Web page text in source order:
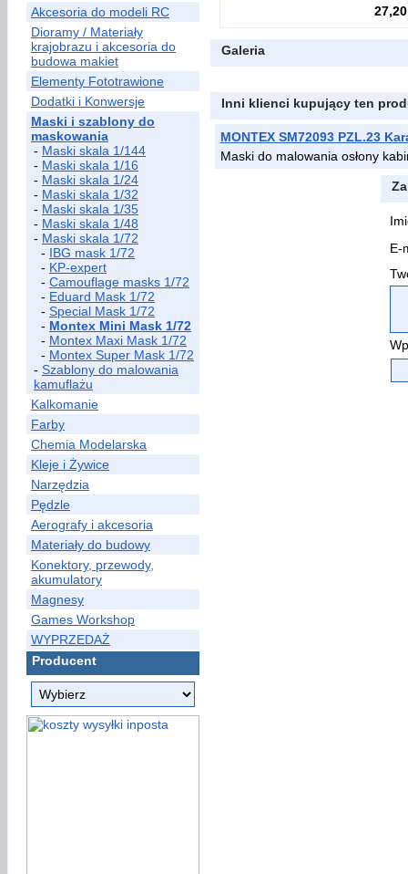
Akcesoria do modeli RC
Dioramy / Materiały
krajobrazu i akcesoria do
budowa makiet
Elementy Fototrawione
Dodatki i Konwersje
Maski i szablony do
maskowania
- Maski skala 1/144
- Maski skala 1/16
- Maski skala 1/24
- Maski skala 1/32
- Maski skala 1/35
- Maski skala 1/48
- Maski skala 1/72
- IBG mask 1/72
- KP-expert
- Camouflage masks 1/72
- Eduard Mask 1/72
- Special Mask 1/72
- Montex Mini Mask 1/72
- Montex Maxi Mask 1/72
- Montex Super Mask 1/72
- Szablony do malowania
kamuflażu
Kalkomanie
Farby
Chemia Modelarska
Kleje i Żywice
Narzędzia
Pędzle
Aerografy i akcesoria
Materiały do budowy
Konektory, przewody,
akumulatory
Magnesy
Games Workshop
WYPRZEDAŻ
Producent
27,20
Galeria
Inni klienci kupujący ten
MONTEX SM72093 PZL.23
Maski do malowania osłony
E-